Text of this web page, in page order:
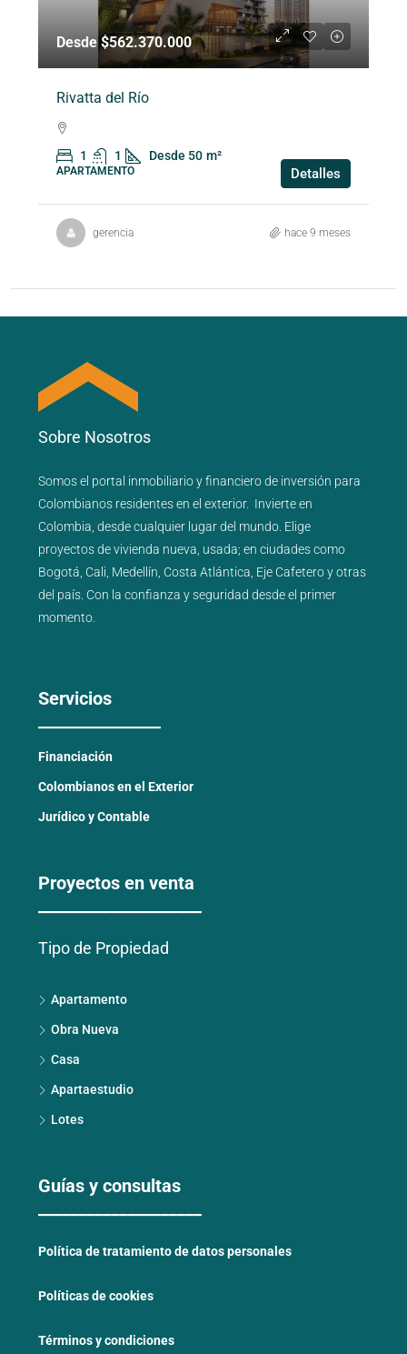
Desde $562.370.000
Rivatta del Río
1 1 Desde 50 m²
APARTAMENTO Detalles
gerencia hace 9 meses
Sobre Nosotros
Somos el portal inmobiliarioyfinancierode inversión para
Colombianos residentes en el exterior. Invierte en
Colombia, desde cualquier lugar del mundo. Elige
proyectos devivienda nueva usada; en ciudades como
Bogotá Cali Medellín Costa Atlántica Eje Cafeteroyotras
del país . Con la confianza y seguridad desde el primer
momento.
Servicios
Financiación
Colombianos en el Exterior
Jurídico y Contable
Proyectos en venta
Tipo de Propiedad
Apartamento
Obra Nueva
Casa
Apartaestudio
Lotes
Guías y consultas
Política de tratamiento de datos personales
Políticas de cookies
Términos y condiciones